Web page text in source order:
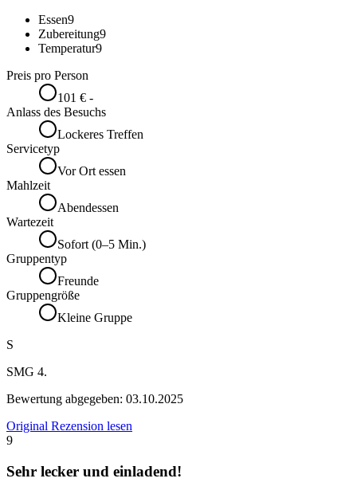
Essen9
Zubereitung9
Temperatur9
Preis pro Person
101 € -
Anlass des Besuchs
Lockeres Treffen
Servicetyp
Vor Ort essen
Mahlzeit
Abendessen
Wartezeit
Sofort (0–5 Min.)
Gruppentyp
Freunde
Gruppengröße
Kleine Gruppe
S
SMG 4.
Bewertung abgegeben: 03.10.2025
Original Rezension lesen
9
Sehr lecker und einladend!